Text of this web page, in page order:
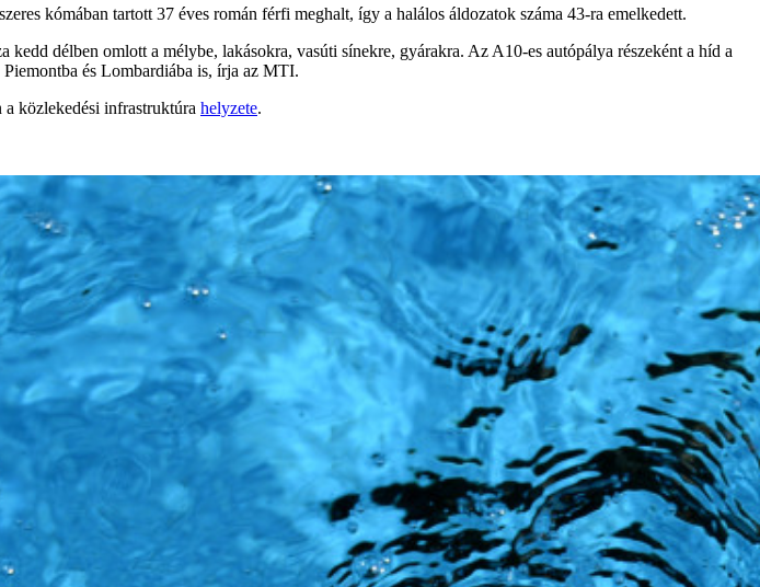
kómában tartott 37 éves román férfi meghalt, így a halálos áldozatok száma 43-ra emelkedett.
délben omlott a mélybe, lakásokra, vasúti sínekre, gyárakra. Az A10-es autópálya részeként a híd a
és Lombardiába is, írja az MTI.
közlekedési infrastruktúra helyzete.